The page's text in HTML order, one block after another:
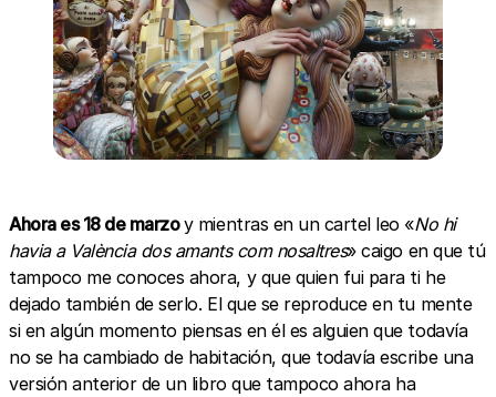
Ahora es 18 de marzoy mientras en un cartel leo «No hi
havia a València dos amants com nosaltres» caigo en que tú
tampoco me conoces ahora, y que quien fui para ti he
dejado también de serlo. El que se reproduce en tu mente
si en algún momento piensas en él es alguien que todavía
no se ha cambiado de habitación, que todavía escribe una
versión anterior de un libro que tampoco ahora ha